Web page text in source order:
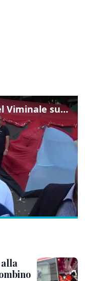
Gualtieri: "Responsabilità del Viminale su Spin Time? La posizione dei partiti è nota"